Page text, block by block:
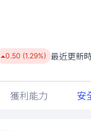
0.50 (1.29%) 最近更新
獲利能力 安